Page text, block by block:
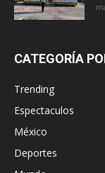
CATEGORÍA
Trending
Espectaculos
México
Deportes